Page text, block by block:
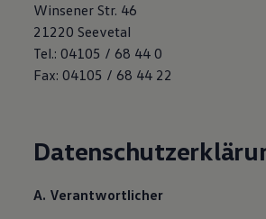
Winsener Str. 46
21220 Seevetal
Tel.: 04105 / 68 44 0
Fax: 04105 / 68 44 22
A. Verantwortlicher